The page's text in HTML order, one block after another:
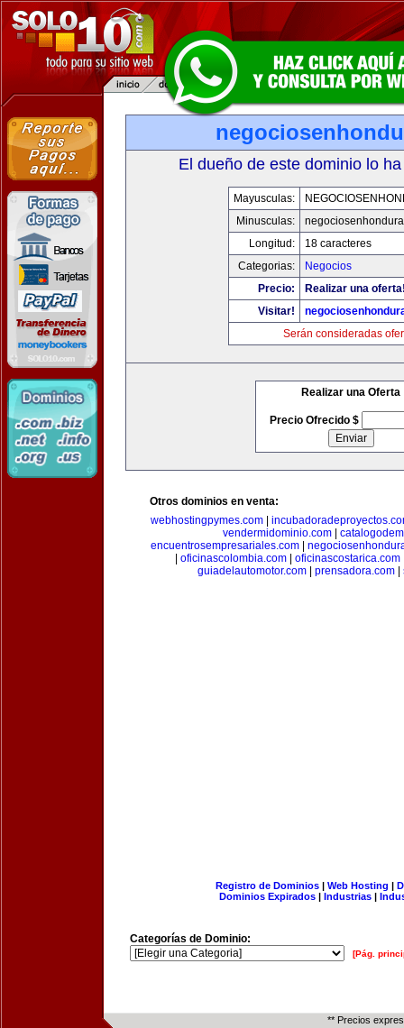
El dueño de este dominio lo
Mayusculas:
Minusculas:
Longitud:
18 caracteres
Categorias:
Negocios
Precio:
Realizar una
Visitar!
Serán consideradas
Realizar una Oferta
Precio Ofrecido $
Otros dominios en venta:
webhostingpymes.com
vendermidominio.com|
encuentrosempresariales.com|
oficinascolombia.com| oficinascostarica.com
guiadelautomotor.com
prensadora.com
Registro de Dominios| Web Hosting |
Dominios Expirados | Industrias |
Categorías de Dominio:
[Pág.
** Precios